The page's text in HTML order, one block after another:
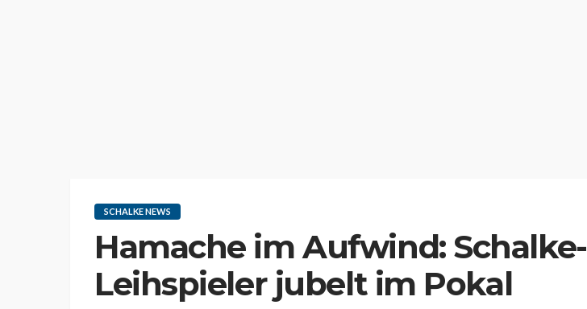
SCHALKE NEWS
Hamache im Aufwind: Schalke-
Leihspieler jubelt im Pokal